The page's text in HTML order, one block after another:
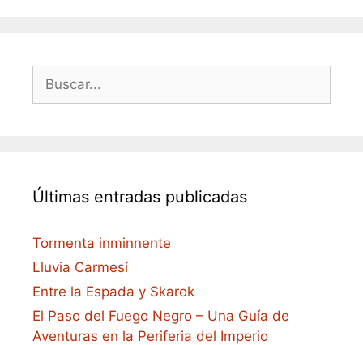
Buscar:
Últimas entradas publicadas
Tormenta inminnente
Lluvia Carmesí
Entre la Espada y Skarok
El Paso del Fuego Negro – Una Guía de
Aventuras en la Periferia del Imperio